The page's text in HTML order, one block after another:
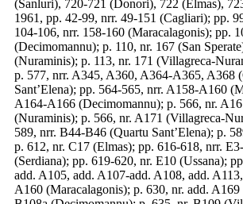
(Sanluri), 720-721 (Donori), 722 (Elmas),
1961, pp. 42-99, nrr. 49-151 (Cagliari); pp.
104-106, nrr. 158-160 (Maracalagonis); pp.
(Decimomannu); p. 110, nr. 167 (San
(Nuraminis); p. 113, nr. 171 (Villagreca-
p. 577, nrr. A345, A360, A364-A365, A368
Sant’Elena); pp. 564-565, nrr. A158-A160
A164-A166 (Decimomannu); p. 566, nr.
(Nuraminis); p. 566, nr. A171 (Villagreca-
589, nrr. B44-B46 (Quartu Sant’Elena); p.
p. 612, nr. C17 (Elmas); pp. 616-618, nrr.
(Serdiana); pp. 619-620, nr. E10 (Ussana);
add. A105, add. A107-add. A108, add.
A160 (Maracalagonis); p. 630, nr. add.